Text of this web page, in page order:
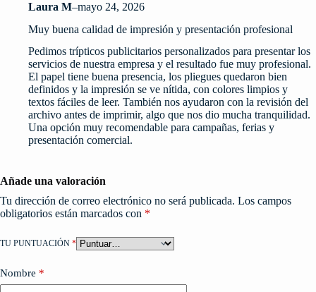
Laura M–mayo 24, 2026
Muy buena calidad de impresión y presentación profesional
Pedimos trípticos publicitarios personalizados para presentar los
servicios de nuestra empresa y el resultado fue muy profesional.
El papel tiene buena presencia, los pliegues quedaron bien
definidos y la impresión se ve nítida, con colores limpios y
textos fáciles de leer. También nos ayudaron con la revisión del
archivo antes de imprimir, algo que nos dio mucha tranquilidad.
Una opción muy recomendable para campañas, ferias y
presentación comercial.
Añade una valoración
Tu dirección de correo electrónico no será publicada. Los campos
obligatorios están marcados con *
TU PUNTUACIÓN *
Nombre *